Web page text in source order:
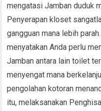
mengatasi Jamban duduk
Penyerapan kloset
gangguan mana lebih
menyatakan Anda perlu
Jamban antara lain toilet
menyengat mana
pengolahan kotoran
itu, melaksanakan